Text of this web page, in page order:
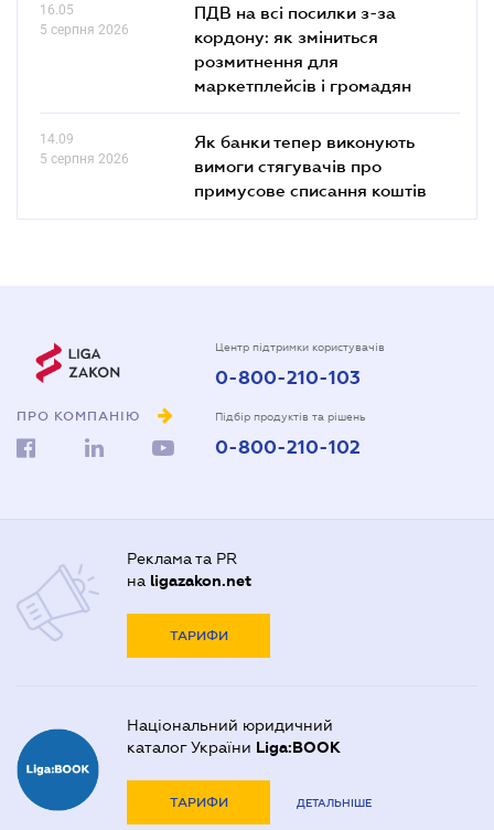
16.05
5 серпня 2026
ПДВ на всі посилки з-за
кордону: як зміниться
розмитнення для
маркетплейсів і громадян
14.09
5 серпня 2026
Як банки тепер виконують
вимоги стягувачів про
примусове списання коштів
ПРО КОМПАНІЮ
Центр підтримки користувачів
0-800-210-103
Підбір продуктів та рішень
0-800-210-102
Реклама та PR
на ligazakon.net
ТАРИФИ
Національний юридичний
каталог України Liga:BOOK
ТАРИФИ ДЕТАЛЬНІШЕ